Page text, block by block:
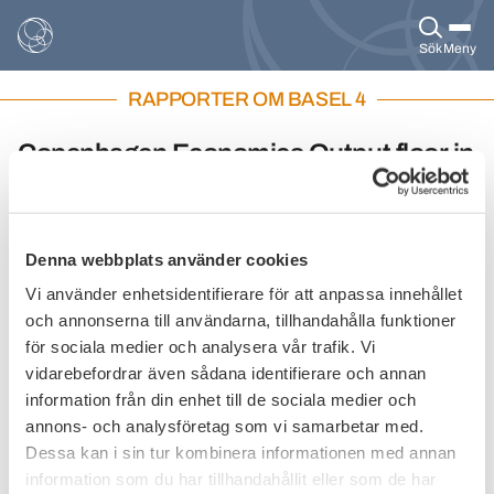
Denna webbplats använder cookies
Vi använder enhetsidentifierare för att anpassa innehållet
och annonserna till användarna, tillhandahålla funktioner
för sociala medier och analysera vår trafik. Vi
vidarebefordrar även sådana identifierare och annan
information från din enhet till de sociala medier och
annons- och analysföretag som vi samarbetar med.
Dessa kan i sin tur kombinera informationen med annan
information som du har tillhandahållit eller som de har
SökMeny
RAPPORTER OM BASEL 4
Copenhagen Economics Output floor in
sets out revised international standards for banking
implemented in the EU, and the European
Commission is expected to publish a proposal this
summer. In preparation for the implementation, the
European Commission has recently put forward a
note on different options for implementing the
package.
In light of this note and our previous research, the Swedish
Bankers’ Association has asked us to analyse the impact of